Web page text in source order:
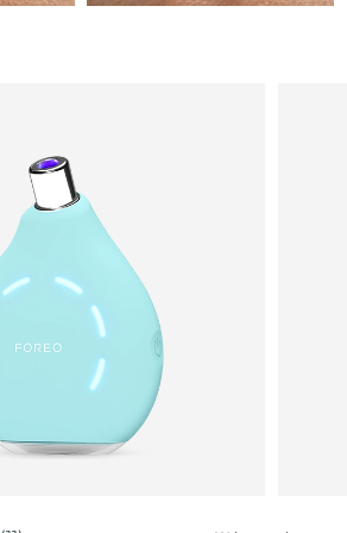
Förväntad leverans
Förväntad leverans